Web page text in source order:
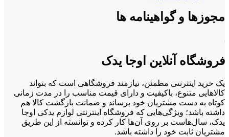
مجوزها و گواهینامه ها
فروشگاه آنلاین اوجا یدک
یک خرید اینترنتی مطمئن، نیازمند فروشگاهی است که بتواند
کالاهایی متنوع، باکیفیت و دارای قیمت مناسب را در مدت زمانی
کوتاه به دست مشتریان خود برساند و ضمانت بازگشت کالا هم
داشته باشد؛ ویژگی‌هایی که فروشگاه اینترنتی لوازم یدکی اوجا
یدک، سال‌هاست بر روی آن‌ها کار کرده و توانسته از این طریق
مشتریان ثابت خود را داشته باشد.